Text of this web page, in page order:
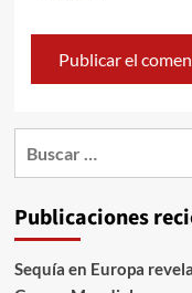
Publicaciones
Sequía en Europa